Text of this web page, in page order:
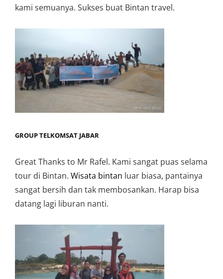
kami semuanya. Sukses buat Bintan travel.
GROUP TELKOMSAT JABAR
Great Thanks to Mr Rafel. Kami sangat puas selama
tour di Bintan. Wisata bintan luar biasa, pantainya
sangat bersih dan tak membosankan. Harap bisa
datang lagi liburan nanti.